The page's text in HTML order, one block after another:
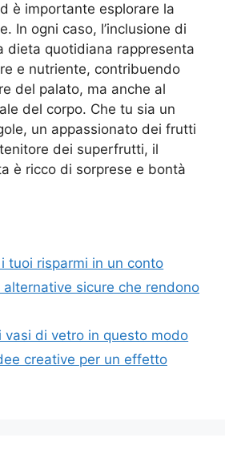
è importante esplorare la
In ogni caso, l’inclusione di
dieta quotidiana rappresenta
e nutriente, contribuendo
del palato, ma anche al
del corpo. Che tu sia un
un appassionato dei frutti
dei superfrutti, il
è ricco di sorprese e bontà
tuoi risparmi in un conto
sicure che rendono
vasi di vetro in questo modo
creative per un effetto